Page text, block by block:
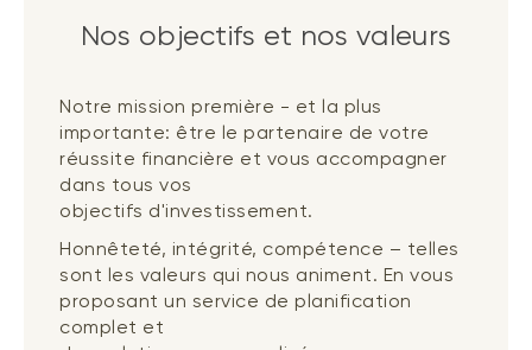
Nos objectifs et nos valeurs
Notre mission première - et la plus
importante: être le partenaire de votre
réussite financière et vous accompagner
dans tous vos
objectifs d'investissement.
Honnêteté, intégrité, compétence – telles
sont les valeurs qui nous animent. En vous
proposant un service de planification
complet et